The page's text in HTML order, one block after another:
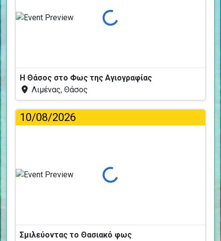
Η Θάσος στο Φως της Αγιογραφίας
Λιμένας, Θάσος
10/08/2026
Φόρτωση...
Σμιλεύοντας το Θασιακό φως